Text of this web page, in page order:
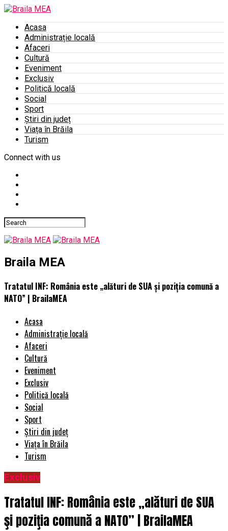
Acasa
Administrație locală
Afaceri
Cultură
Eveniment
Exclusiv
Politică locală
Social
Sport
Știri din județ
Viața în Brăila
Turism
Connect with us
Braila MEA
Tratatul INF: România este „alături de SUA şi poziţia comună a
NATO” | BrailaMEA
Acasa
Administrație locală
Afaceri
Cultură
Eveniment
Exclusiv
Politică locală
Social
Sport
Știri din județ
Viața în Brăila
Turism
Exclusiv
Tratatul INF: România este „alături de SUA
şi poziţia comună a NATO” | BrailaMEA